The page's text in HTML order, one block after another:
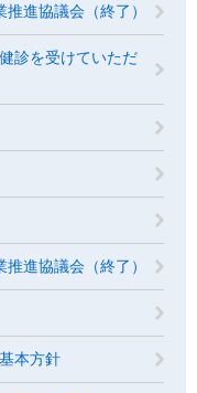
進協議会（終了）
診を受けていただ
進協議会（終了）
本方針